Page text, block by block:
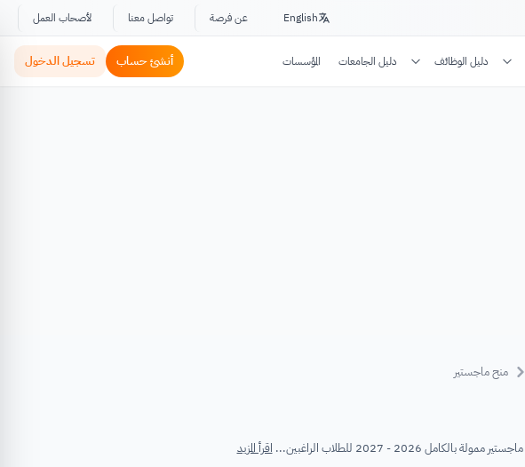
English عن فرصة تواصل معنا لأصحاب العمل
دليل الوظائف دليل الجامعات المؤسسات أنشئ حساب تسجيل الدخول
منح ماجستير
اقرأ المزيد